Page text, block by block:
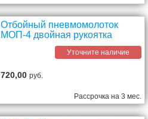
Отбойный пневмомолоток
МОП-4 двойная рукоятка
Уточните наличие
720,00руб.
Рассрочка на 3 мес.